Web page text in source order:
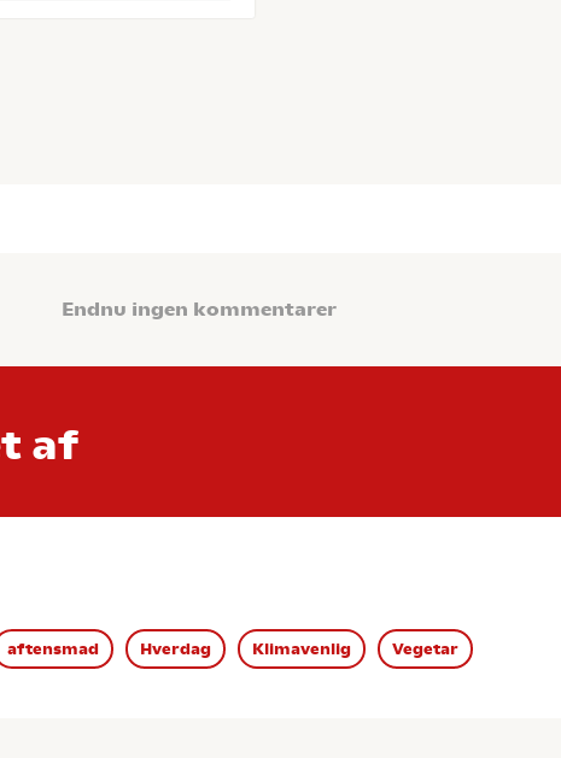
Endnu ingen kommentarer
af
aftensmad Hverdag Klimavenlig Vegetar